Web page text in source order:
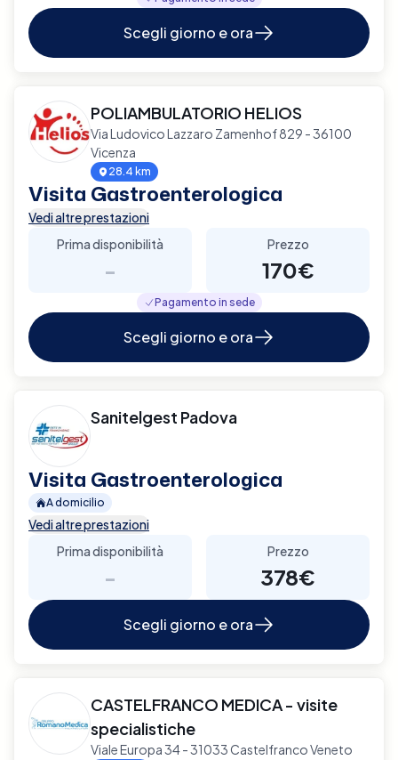
Scegli giorno e ora
POLIAMBULATORIO HELIOS
Via Ludovico Lazzaro Zamenhof 829 - 36100
Vicenza
28.4 km
Visita Gastroenterologica
Vedi altre prestazioni
Prima disponibilità
-
Prezzo
170€
Pagamento in sede
Scegli giorno e ora
Sanitelgest Padova
Visita Gastroenterologica
A domicilio
Vedi altre prestazioni
Prima disponibilità
-
Prezzo
378€
Scegli giorno e ora
CASTELFRANCO MEDICA - visite
specialistiche
Viale Europa 34 - 31033 Castelfranco Veneto